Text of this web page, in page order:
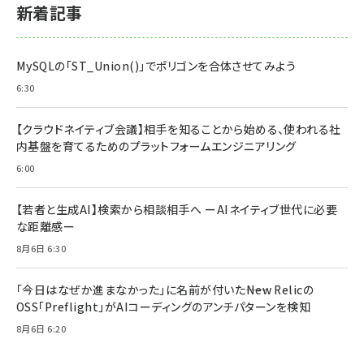
新着記事
MySQLの「ST_Union()」でポリゴンを合体させてみよう
6:30
【クラウドネイティブ会議】相手を知ることから始める、使われる社
内基盤を育てるためのプラットフォームエンジニアリング
6:00
【若者と生成AI】検索から相談相手へ ーAIネイティブ世代に必要
な距離感ー
8月6日 6:30
「今日はなぜか進まなかった」に名前が付いた――New Relicの
OSS「Preflight」がAIコーディングのアンチパターンを検知
8月6日 6:20